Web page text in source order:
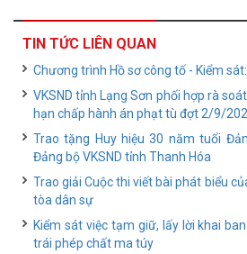
TIN TỨC LIÊN QUAN
Chương trình Hồ sơ công tố - Kiểm
VKSND tỉnh Lạng Sơn phối hợp rà
hạn chấp hành án phạt tù đợt 2/9/
Trao tặng Huy hiệu 30 năm tuổi
Đảng bộ VKSND tỉnh Thanh Hóa
Trao giải Cuộc thi viết bài phát biểu
tòa dân sự
Kiểm sát việc tạm giữ, lấy lời khai
trái phép chất ma túy